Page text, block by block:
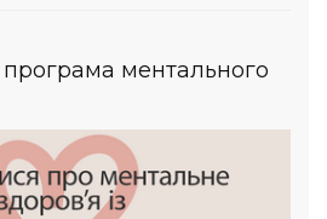
програма ментального